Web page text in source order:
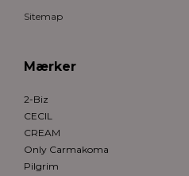
Sitemap
Mærker
2-Biz
CECIL
CREAM
Only Carmakoma
Pilgrim